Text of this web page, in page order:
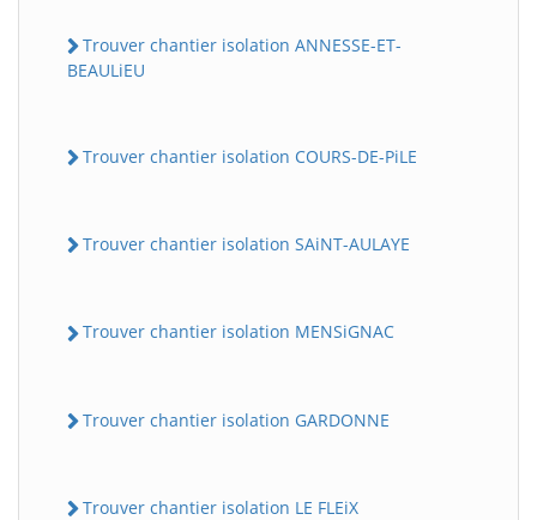
Trouver chantier isolation ANNESSE-ET-
BEAULiEU
Trouver chantier isolation COURS-DE-PiLE
Trouver chantier isolation SAiNT-AULAYE
Trouver chantier isolation MENSiGNAC
Trouver chantier isolation GARDONNE
Trouver chantier isolation LE FLEiX